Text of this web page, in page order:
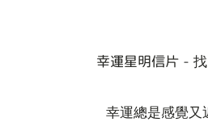
幸運星明信片 -
幸運總是感覺又